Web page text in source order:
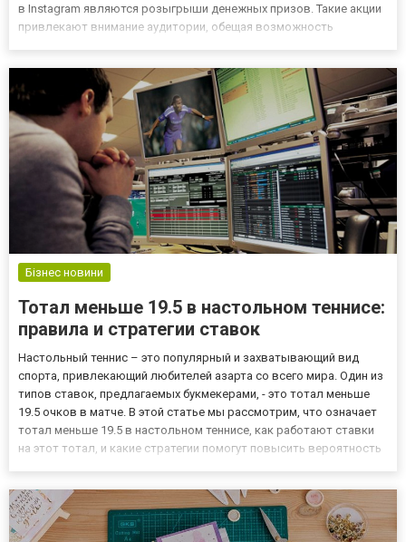
в Instagram являются розыгрыши денежных призов. Такие акции
привлекают внимание аудитории, обещая возможность
быть связаны с...
Бізнес новини
Тотал меньше 19.5 в настольном теннисе:
правила и стратегии ставок
Настольный теннис – это популярный и захватывающий вид
спорта, привлекающий любителей азарта со всего мира. Один из
типов ставок, предлагаемых букмекерами, - это тотал меньше
19.5 очков в матче. В этой статье мы рассмотрим, что означает
тотал меньше 19.5 в настольном теннисе, как работают ставки
на этот тотал, и какие стратегии помогут повысить вероятность